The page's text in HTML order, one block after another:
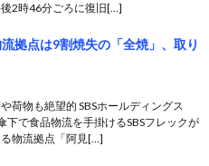
2時46分ごろに復旧[…]
拠点は9割焼失の「全焼」、取り
荷物も絶望的 SBSホールディングス
下で食品物流を手掛けるSBSフレックが
物流拠点「阿見[…]